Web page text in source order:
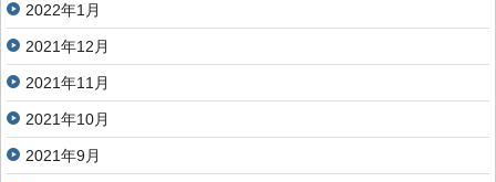
2022年1月
2021年12月
2021年11月
2021年10月
2021年9月